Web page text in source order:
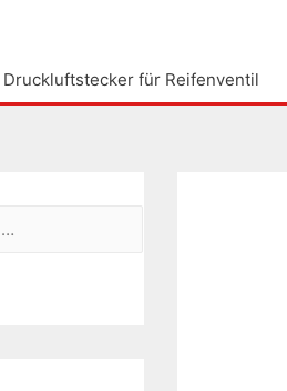
Druckluftstecker für Reifenventil